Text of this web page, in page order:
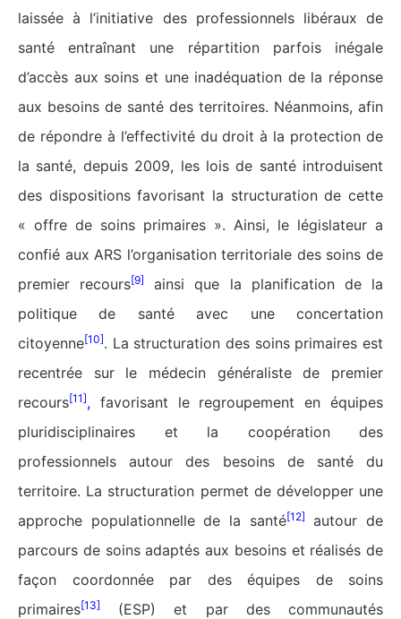
laissée à l’initiative des professionnels libéraux de
santé entraînant une répartition parfois inégale
d’accès aux soins et une inadéquation de la réponse
aux besoins de santé des territoires. Néanmoins, afin
de répondre à l’effectivité du droit à la protection de
la santé, depuis 2009, les lois de santé introduisent
des dispositions favorisant la structuration de cette
« offre de soins primaires ». Ainsi, le législateur a
confié aux ARS l’organisation territoriale des soins de
premier recours[9]
ainsi que la planification de la
politique de santé avec une concertation
citoyenne[10]. La structuration des soins primaires est
recentrée sur le médecin généraliste de premier
recours[11], favorisant le regroupement en équipes
pluridisciplinaires et la coopération des
professionnels autour des besoins de santé du
territoire. La structuration permet de développer une
approche populationnelle de la santé[12]
autour de
parcours de soins adaptés aux besoins et réalisés de
façon coordonnée par des équipes de soins
primaires[13]
(ESP) et par des communautés